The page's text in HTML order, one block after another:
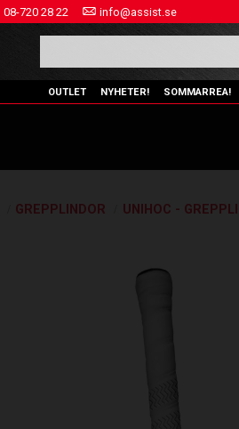
08-720 28 22 info@assist.se
OUTLET NYHETER! SOMMARREA!
GREPPLINDOR UNIHOC -